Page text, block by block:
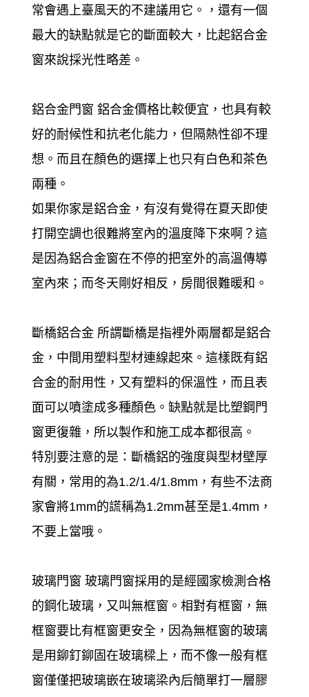
常會遇上臺風天的不建議用它。，還有一個
最大的缺點就是它的斷面較大，比起鋁合金
窗來說採光性略差。
鋁合金門窗 鋁合金價格比較便宜，也具有較
好的耐候性和抗老化能力，但隔熱性卻不理
想。而且在顏色的選擇上也只有白色和茶色
兩種。
如果你家是鋁合金，有沒有覺得在夏天即使
打開空調也很難將室內的溫度降下來啊？這
是因為鋁合金窗在不停的把室外的高溫傳導
室內來；而冬天剛好相反，房間很難暖和。
斷橋鋁合金 所謂斷橋是指裡外兩層都是鋁合
金，中間用塑料型材連線起來。這樣既有鋁
合金的耐用性，又有塑料的保溫性，而且表
面可以噴塗成多種顏色。缺點就是比塑鋼門
窗更復雜，所以製作和施工成本都很高。
特別要注意的是：斷橋鋁的強度與型材壁厚
有關，常用的為1.2/1.4/1.8mm，有些不法商
家會將1mm的謊稱為1.2mm甚至是1.4mm，
不要上當哦。
玻璃門窗 玻璃門窗採用的是經國家檢測合格
的鋼化玻璃，又叫無框窗。相對有框窗，無
框窗要比有框窗更安全，因為無框窗的玻璃
是用鉚釘鉚固在玻璃樑上，而不像一般有框
窗僅僅把玻璃嵌在玻璃梁內后簡單打一層膠